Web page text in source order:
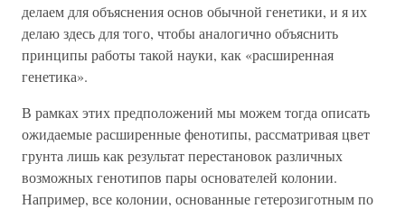
делаем для объяснения основ обычной генетики, и я их
делаю здесь для того, чтобы аналогично объяснить
принципы работы такой науки, как «расширенная
генетика».
В рамках этих предположений мы можем тогда описать
ожидаемые расширенные фенотипы, рассматривая цвет
грунта лишь как результат перестановок различных
возможных генотипов пары основателей колонии.
Например, все колонии, основанные гетерозиготным по